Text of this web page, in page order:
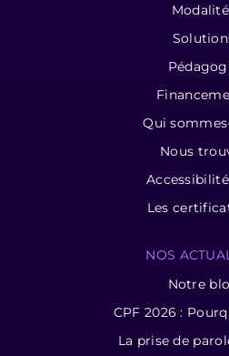
Qui
Nous
Les
NOS
Notre
CPF 2026 :
La prise de